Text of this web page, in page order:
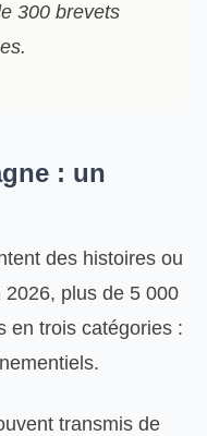
300 brevets
: un
des histoires ou
plus de 5 000
en trois catégories :
transmis de